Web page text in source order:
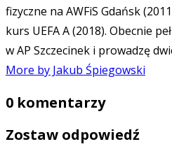
fizyczne na AWFiS Gdańsk
kurs UEFA A (2018). Obecnie
w AP Szczecinek i prowadzę
More by Jakub Śpiegowski
0 komentarzy
Zostaw odpowiedź